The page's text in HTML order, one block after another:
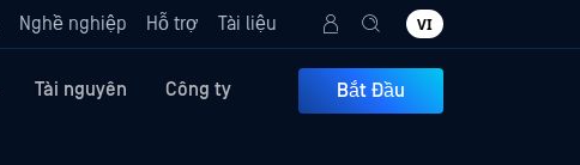
Nghề nghiệp Hỗ trợ Tài liệu VI
Tài nguyên Công ty Bắt Đầu